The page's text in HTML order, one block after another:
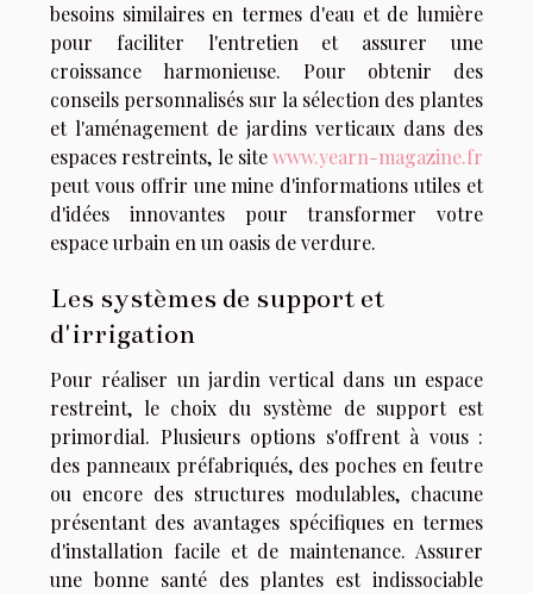
besoins similaires en termes d'eau et de lumière
pour faciliter l'entretien et assurer une
croissance harmonieuse. Pour obtenir des
conseils personnalisés sur la sélection des plantes
et l'aménagement de jardins verticaux dans des
espaces restreints, le sitewww.yearn-magazine.fr
peut vous offrir une mine d'informations utiles et
d'idées innovantes pour transformer votre
espace urbain en un oasis de verdure.
Les systèmes de support et
d'irrigation
Pour réaliser un jardin vertical dans un espace
restreint, le choix du système de support est
primordial. Plusieurs options s'offrent à vous :
des panneaux préfabriqués, des poches en feutre
ou encore des structures modulables, chacune
présentant des avantages spécifiques en termes
d'installation facile et de maintenance. Assurer
une bonne santé des plantes est indissociable